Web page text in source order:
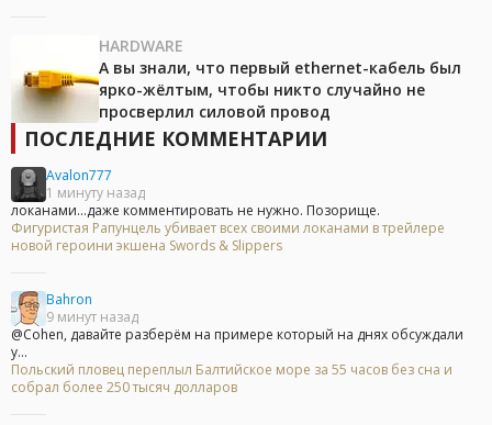
HARDWARE
А вы знали, что первый ethernet-кабель был
ярко-жёлтым, чтобы никто случайно не
просверлил силовой провод
ПОСЛЕДНИЕ КОММЕНТАРИИ
Avalon777
1 минуту назад
локанами...даже комментировать не нужно. Позорище.
Фигуристая Рапунцель убивает всех своими локанами в трейлере
новой героини экшена Swords & Slippers
Bahron
9 минут назад
@Cohen, давайте разберём на примере который на днях обсуждали
у...
Польский пловец переплыл Балтийское море за 55 часов без сна и
собрал более 250 тысяч долларов